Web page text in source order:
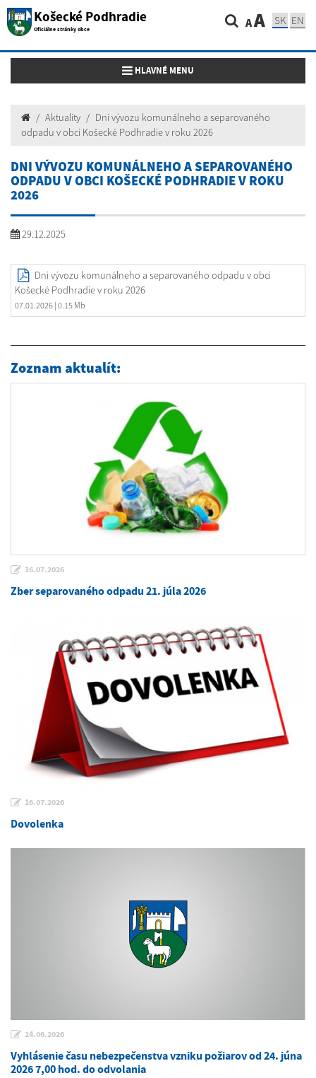
Košecké Podhradie
Oficiálne stránky obce AA SK EN
Toggle navigation
HLAVNÉ MENU
Aktuality
Dni vývozu komunálneho a separovaného
odpadu v obci Košecké Podhradie v roku 2026
DNI VÝVOZU KOMUNÁLNEHO A SEPAROVANÉHO
ODPADU V OBCI KOŠECKÉ PODHRADIE V ROKU
2026
29.12.2025
Dni vývozu komunálneho a separovaného odpadu v obci
Košecké Podhradie v roku 2026
07.01.2026 | 0.15 Mb
Zoznam aktualít:
16.07.2026
Zber separovaného odpadu 21. júla 2026
16.07.2026
Dovolenka
24.06.2026
Vyhlásenie času nebezpečenstva vzniku požiarov od 24. júna
2026 7,00 hod. do odvolania